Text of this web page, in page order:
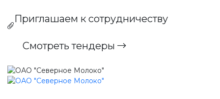
Приглашаем к сотрудничеству
Смотреть тендеры